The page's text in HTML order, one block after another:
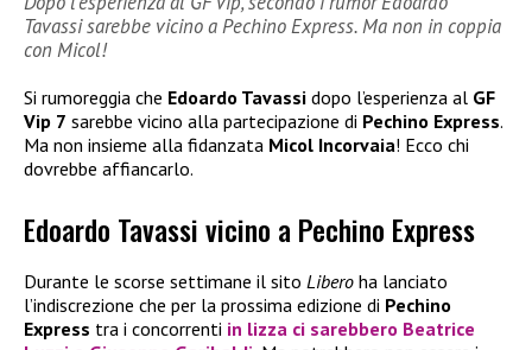
Tavassi sarebbe vicino a Pechino Express. Ma non in coppia
con Micol!
Si rumoreggia che Edoardo Tavassi dopo l’esperienza al GF
Vip 7 sarebbe vicino alla partecipazione di Pechino Express.
Ma non insieme alla fidanzata Micol Incorvaia! Ecco chi
dovrebbe affiancarlo.
Edoardo Tavassi vicino a Pechino Express
Durante le scorse settimane il sito Libero ha lanciato
l’indiscrezione che per la prossima edizione di Pechino
Express tra i concorrenti in lizza ci sarebbero Beatrice